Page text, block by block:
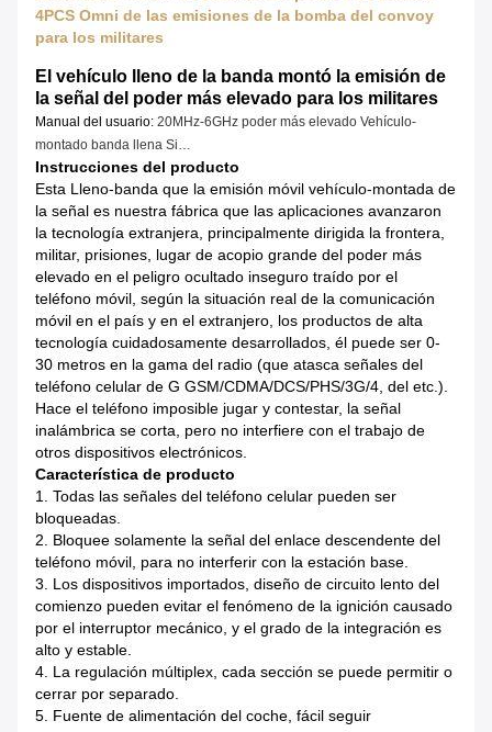
4PCS Omni de las emisiones de la bomba del convoy
para los militares
El vehículo lleno de la banda montó la emisión de
la señal del poder más elevado para los militares
Manual del usuario: 20MHz-6GHz poder más elevado Vehículo-
montado banda llena Si…
Instrucciones del producto
Esta Lleno-banda que la emisión móvil vehículo-montada de
la señal es nuestra fábrica que las aplicaciones avanzaron
la tecnología extranjera, principalmente dirigida la frontera,
militar, prisiones, lugar de acopio grande del poder más
elevado en el peligro ocultado inseguro traído por el
teléfono móvil, según la situación real de la comunicación
móvil en el país y en el extranjero, los productos de alta
tecnología cuidadosamente desarrollados, él puede ser 0-
30 metros en la gama del radio (que atasca señales del
teléfono celular de G GSM/CDMA/DCS/PHS/3G/4, del etc.).
Hace el teléfono imposible jugar y contestar, la señal
inalámbrica se corta, pero no interfiere con el trabajo de
otros dispositivos electrónicos.
Característica de producto
1. Todas las señales del teléfono celular pueden ser
bloqueadas.
2. Bloquee solamente la señal del enlace descendente del
teléfono móvil, para no interferir con la estación base.
3. Los dispositivos importados, diseño de circuito lento del
comienzo pueden evitar el fenómeno de la ignición causado
por el interruptor mecánico, y el grado de la integración es
alto y estable.
4. La regulación múltiplex, cada sección se puede permitir o
cerrar por separado.
5. Fuente de alimentación del coche, fácil seguir